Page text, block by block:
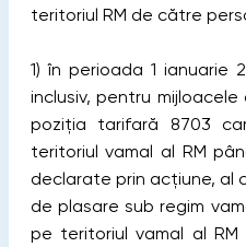
teritoriul RM de către
1) în perioada 1 ianuarie
inclusiv, pentru
poziția tarifară 8703
teritoriul vamal al RM
declarate prin acțiune, al
de plasare sub regim
pe teritoriul vamal al